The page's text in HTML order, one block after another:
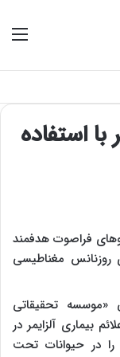
استفاده
فراصوت هدفمند
روزنانس مغناطیسی
«موسسه تحقیقاتی
بیماری آلزایمر در
در حیوانات تحت